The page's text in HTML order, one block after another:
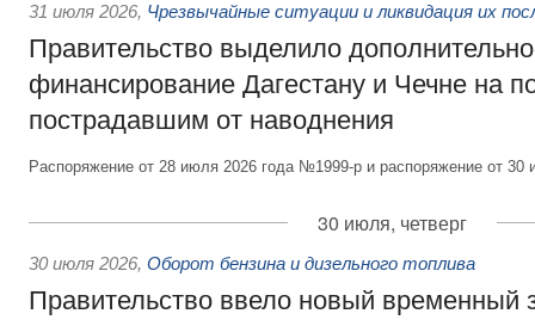
31 июля 2026, Чрезвычайные ситуации и ликвидация их
Правительство выделило
финансирование Дагестану и Чечне на
пострадавшим от наводнения
Распоряжение от 28 июля 2026 года №1999-р и распоряжение от
30 июля, четверг
30 июля 2026, Оборот бензина и дизельного топлива
Правительство ввело новый временный